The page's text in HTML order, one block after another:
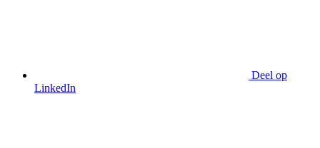
Deel op
LinkedIn